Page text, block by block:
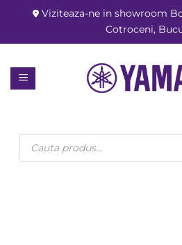
content
Viziteaza-ne in showroom
Cotroceni,
Products
search